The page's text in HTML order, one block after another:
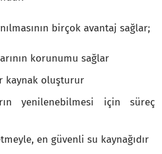
birçok avantaj sağlar;
korunumu sağlar
kaynak oluşturur
yenilenebilmesi için süreç
en güvenli su kaynağıdır